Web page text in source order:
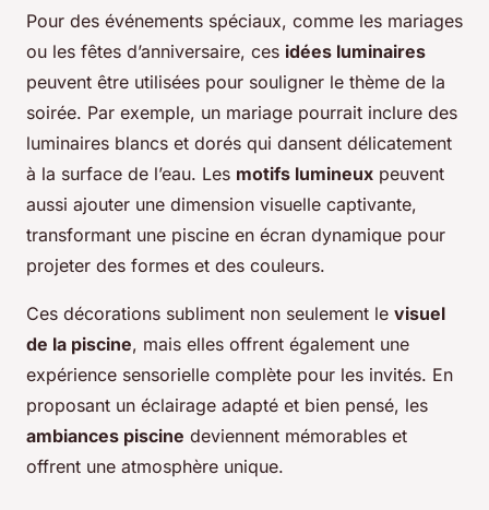
Pour des événements spéciaux, comme les mariages
ou les fêtes d’anniversaire, ces idées luminaires
peuvent être utilisées pour souligner le thème de la
soirée. Par exemple, un mariage pourrait inclure des
luminaires blancs et dorés qui dansent délicatement
à la surface de l’eau. Les motifs lumineux peuvent
aussi ajouter une dimension visuelle captivante,
transformant une piscine en écran dynamique pour
projeter des formes et des couleurs.
Ces décorations subliment non seulement le visuel
de la piscine, mais elles offrent également une
expérience sensorielle complète pour les invités. En
proposant un éclairage adapté et bien pensé, les
ambiances piscine deviennent mémorables et
offrent une atmosphère unique.